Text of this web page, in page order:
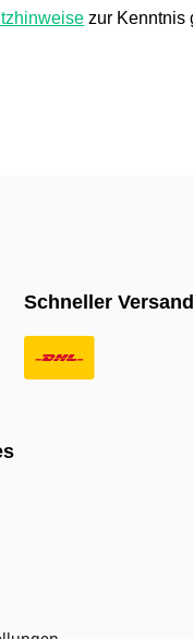
zur Kenntnis
Schneller Versand